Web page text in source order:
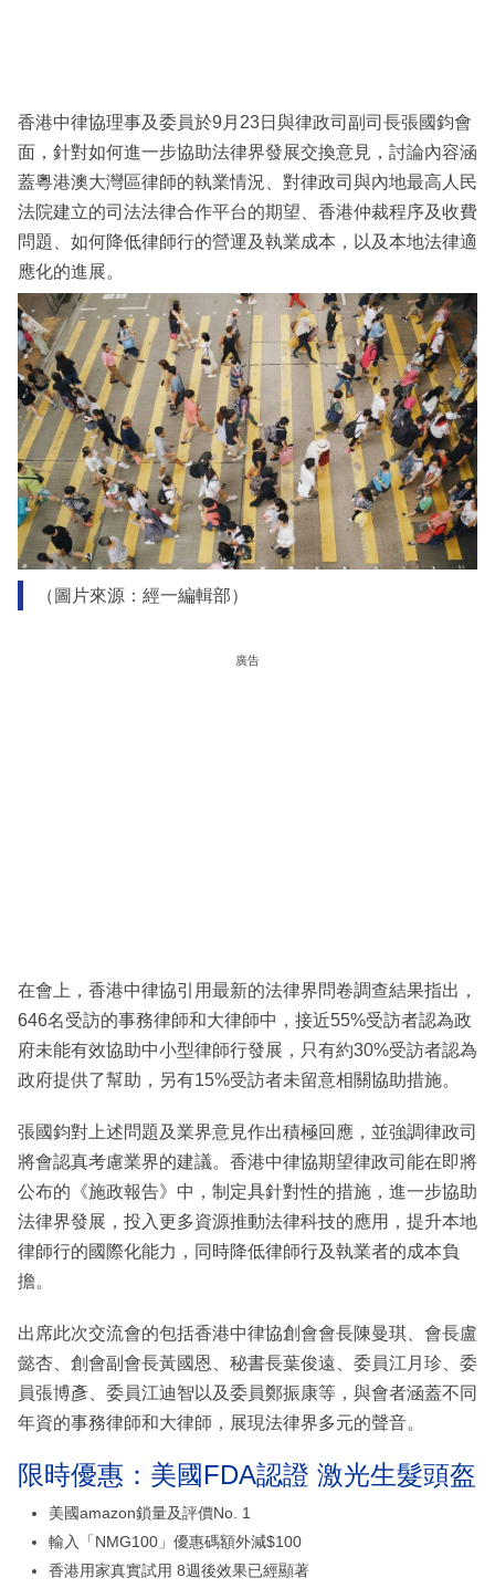
香港中律協理事及委員於9月23日與律政司副司長張國鈞會
面，針對如何進一步協助法律界發展交換意見，討論內容涵
蓋粵港澳大灣區律師的執業情況、對律政司與內地最高人民
法院建立的司法法律合作平台的期望、香港仲裁程序及收費
問題、如何降低律師行的營運及執業成本，以及本地法律適
應化的進展。
（圖片來源：經一編輯部）
廣告
在會上，香港中律協引用最新的法律界問卷調查結果指出，
646名受訪的事務律師和大律師中，接近55%受訪者認為政
府未能有效協助中小型律師行發展，只有約30%受訪者認為
政府提供了幫助，另有15%受訪者未留意相關協助措施。
張國鈞對上述問題及業界意見作出積極回應，並強調律政司
將會認真考慮業界的建議。香港中律協期望律政司能在即將
公布的《施政報告》中，制定具針對性的措施，進一步協助
法律界發展，投入更多資源推動法律科技的應用，提升本地
律師行的國際化能力，同時降低律師行及執業者的成本負
擔。
出席此次交流會的包括香港中律協創會會長陳曼琪、會長盧
懿杏、創會副會長黃國恩、秘書長葉俊遠、委員江月珍、委
員張博彥、委員江迪智以及委員鄭振康等，與會者涵蓋不同
年資的事務律師和大律師，展現法律界多元的聲音。
限時優惠：美國FDA認證 激光生髮頭盔
美國amazon鎖量及評價No. 1
輸入「NMG100」優惠碼額外減$100
香港用家真實試用 8週後效果已經顯著